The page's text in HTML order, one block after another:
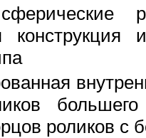
роликов с